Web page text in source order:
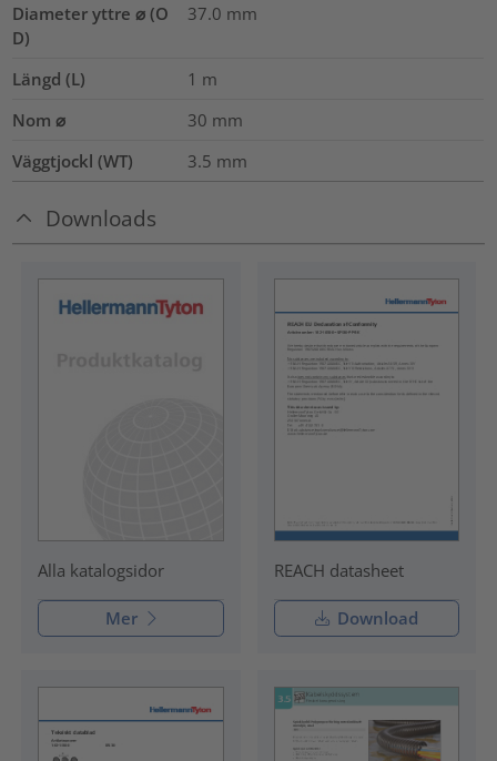
Diameter yttre ⌀ (O
D)
37.0 mm
Längd (L) 1 m
Nom ⌀
30 mm
Väggtjockl (WT)
3.5 mm
Downloads
Alla katalogsidor
Mer
REACH datasheet
Download